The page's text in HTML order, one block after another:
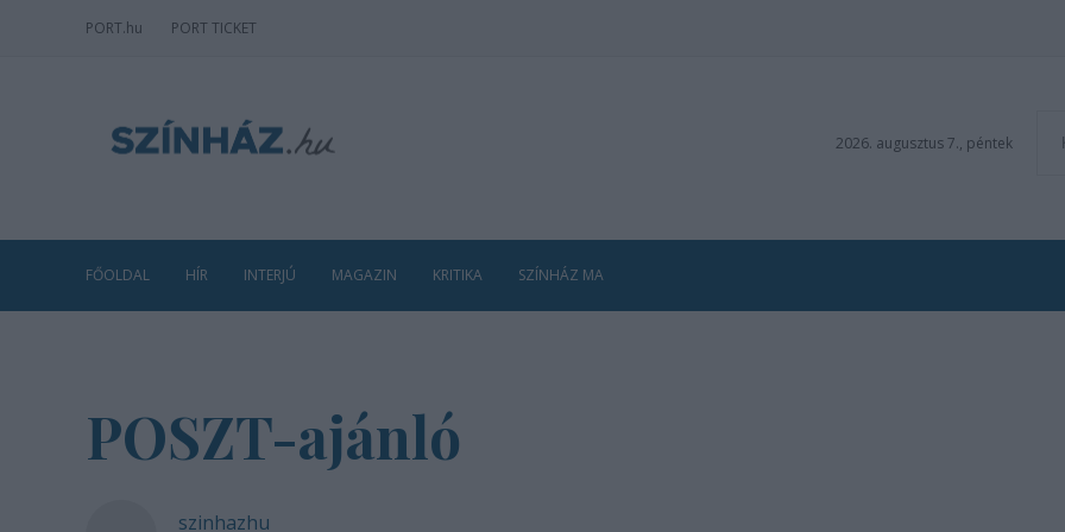
PORT.hu PORT TICKET
2026. augusztus 7., péntek
FŐOLDAL HÍR INTERJÚ MAGAZIN KRITIKA SZÍNHÁZ MA
POSZT-ajánló
szinhazhu